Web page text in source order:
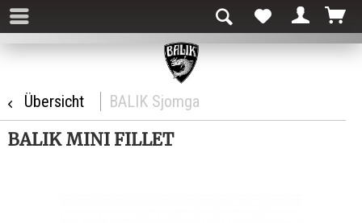
Übersicht BALIK Sjomga
BALIK MINI FILLET